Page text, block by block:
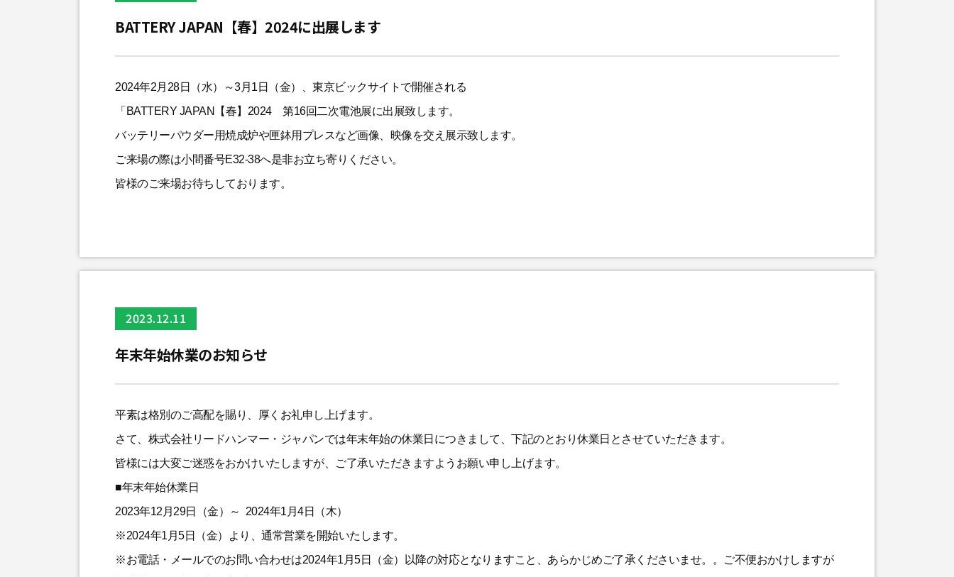
BATTERY JAPAN【春】2024に出展します
2024年2月28日（水）～3月1日（金）、東京ビックサイトで開催される
「BATTERY JAPAN【春】2024 第16回二次電池展に出展致します。
バッテリーパウダー用焼成炉や匣鉢用プレスなど画像、映像を交え展示致します。
ご来場の際は小間番号E32-38へ是非お立ち寄りください。
皆様のご来場お待ちしております。
2023.12.11
年末年始休業のお知らせ
平素は格別のご高配を賜り、厚くお礼申し上げます。
さて、株式会社リードハンマー・ジャパンでは年末年始の休業日につきまして、下記のとおり休業日とさせていただきます。
皆様には大変ご迷惑をおかけいたしますが、ご了承いただきますようお願い申し上げます。
■年末年始休業日
2023年12月29日（金）～ 2024年1月4日（木）
※2024年1月5日（金）より、通常営業を開始いたします。
※お電話・メールでのお問い合わせは2024年1月5日（金）以降の対応となりますこと、あらかじめご了承くださいませ。。ご不便おかけしますが